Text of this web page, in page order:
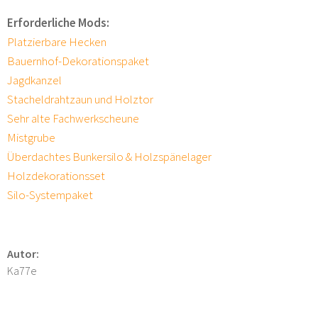
Erforderliche Mods:
Platzierbare Hecken
Bauernhof-Dekorationspaket
Jagdkanzel
Stacheldrahtzaun und Holztor
Sehr alte Fachwerkscheune
Mistgrube
Überdachtes Bunkersilo & Holzspänelager
Holzdekorationsset
Silo-Systempaket
Autor:
Ka77e